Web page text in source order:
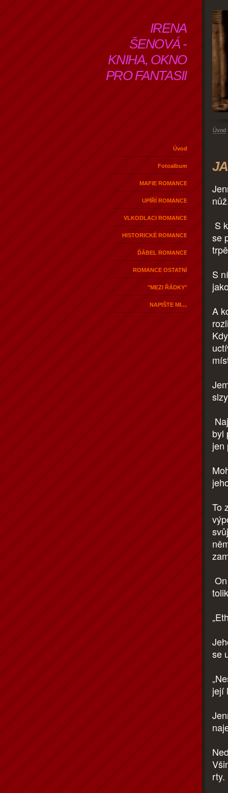
IRENA
ŠENOVÁ -
KNIHA, OKNO
PRO FANTASII
Úvod
Fotoalbum
MAFIE ROMANCE
UPÍŘÍ ROMANCE
VLKODLACI ROMANCE
HISTORICKÉ ROMANCE
ĎÁBEL ROMANCE
ROMANCE OSTATNÍ
"MEZI ŘÁDKY"
NAPIŠTE MI....
Úvod
S
se
S
A
byl
jen
To
se
její
rty.